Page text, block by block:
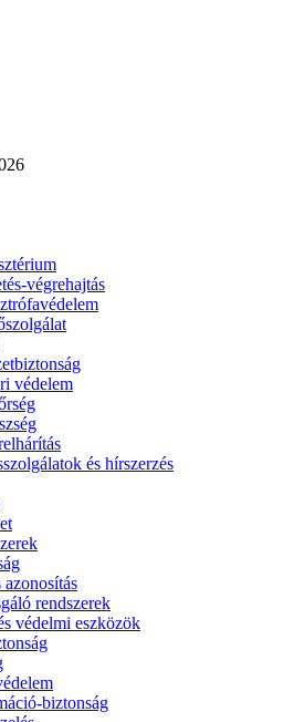
végrehajtás
védelem
és hírszerzés
rendszerek
védelmi eszközök
biztonság